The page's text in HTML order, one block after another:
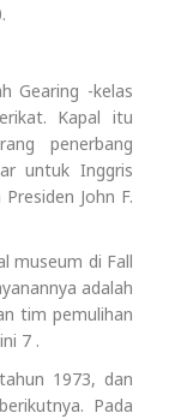
Gearing -kelas
Kapal itu
penerbang
untuk Inggris
John F.
museum di Fall
adalah
tim pemulihan
7 .
1973, dan
Pada